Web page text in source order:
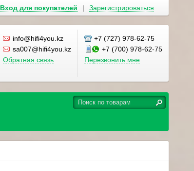
Вход для покупателей | Зарегистрироваться
info@hifi4you.kz
sa007@hifi4you.kz
Обратная связь
+7 (727) 978-62-75
+7 (700) 978-62-75
Перезвонить мне